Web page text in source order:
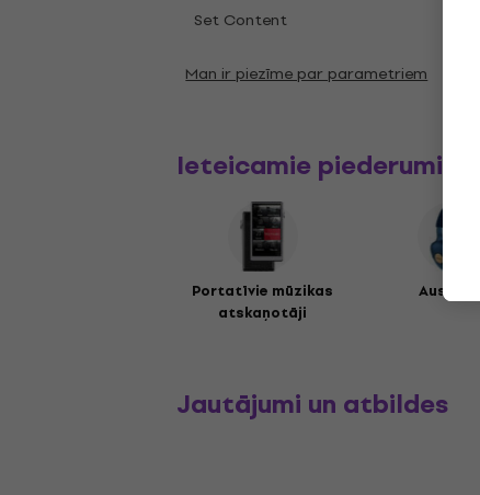
Set Content
Man ir piezīme par parametriem
Ieteicamie piederumi
Portatīvie mūzikas
atskaņotāji
Austiņas
Jautājumi un atbildes